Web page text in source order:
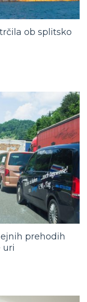
ob splitsko
prehodih
uri